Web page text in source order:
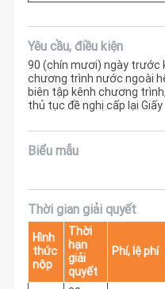
Yêu cầu, điều kiện
90 (chín mươi) ngày trước
chương trình nước ngoài
biên tập kênh chương
thủ tục đề nghị cấp lại Giấy
Biểu mẫu
Thời gian giải quyết
Hình
thức
nộp
Thời
hạn
giải
quyết
Phí, lệ phí